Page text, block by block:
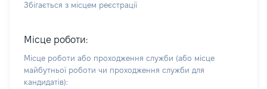
Збігається з місцем реєстрації
Місце роботи:
Місце роботи або проходження служби (або місце
майбутньої роботи чи проходження служби для
кандидатів):